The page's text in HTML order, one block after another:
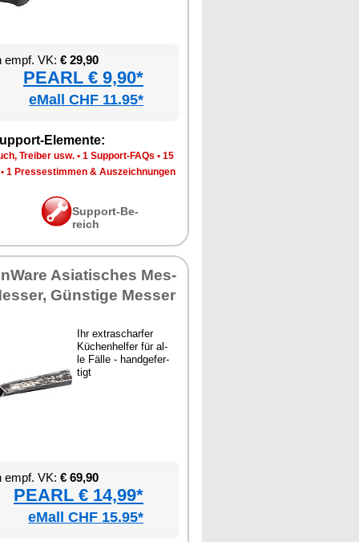
empf. VK: € 29,90
PEARL € 9,90*
eMall CHF 11.95*
Ele­men­te:
Trei­ber usw. • 1 Sup­port-FAQs • 15
• 1 Pres­se­stim­men & Aus­zeich­nun­gen
Sup­port-Be­
reich
Asia­ti­sches Mes­
Güns­ti­ge Mes­ser
Ihr ex­tra­schar­fer
Kü­chen­hel­fer für al­
le Fäl­le - hand­ge­fer­
tigt
empf. VK: € 69,90
PEARL € 14,99*
eMall CHF 15.95*